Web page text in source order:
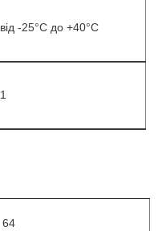
від -25°C до +40°C
1
64